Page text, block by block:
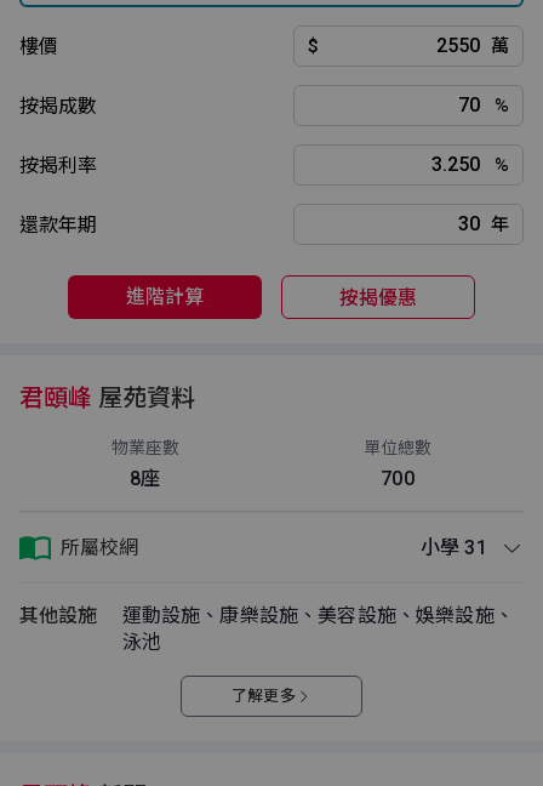
樓價 $ 萬
按揭成數 %
按揭利率 %
還款年期 年
進階計算 按揭優惠
君頤峰 屋苑資料
物業座數
8座
單位總數
700
所屬校網 小學 31
其他設施
運動設施、康樂設施、美容設施、娛樂設施、
泳池
了解更多